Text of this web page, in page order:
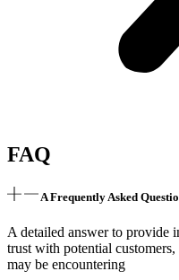
FAQ
A Frequently Asked
A detailed answer to provide
trust with potential
may be encountering